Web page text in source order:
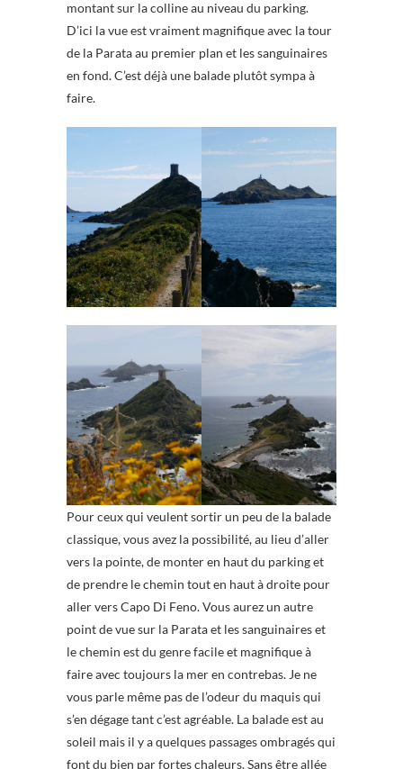
montant sur la colline au niveau du parking.
D’ici la vue est vraiment magnifique avec la tour
de la Parata au premier plan et les sanguinaires
en fond. C’est déjà une balade plutôt sympa à
faire.
Pour ceux qui veulent sortir un peu de la balade
classique, vous avez la possibilité, au lieu d’aller
vers la pointe, de monter en haut du parking et
de prendre le chemin tout en haut à droite pour
aller vers Capo Di Feno. Vous aurez un autre
point de vue sur la Parata et les sanguinaires et
le chemin est du genre facile et magnifique à
faire avec toujours la mer en contrebas. Je ne
vous parle même pas de l’odeur du maquis qui
s’en dégage tant c’est agréable. La balade est au
soleil mais il y a quelques passages ombragés qui
font du bien par fortes chaleurs. Sans être allée